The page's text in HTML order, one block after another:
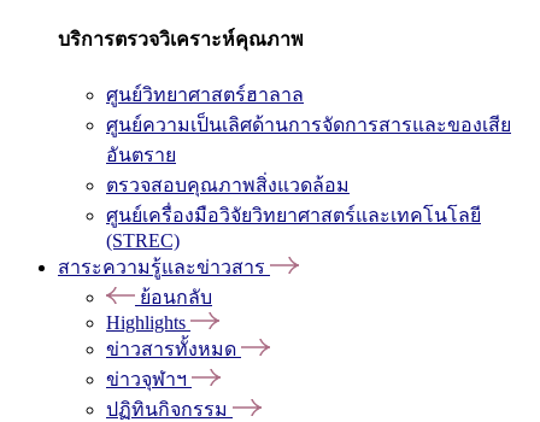
บริการตรวจวิเคราะห์คุณภาพ
ศูนย์วิทยาศาสตร์ฮาลาล
ศูนย์ความเป็นเลิศด้านการจัดการสารและของเสีย
อันตราย
ตรวจสอบคุณภาพสิ่งแวดล้อม
ศูนย์เครื่องมือวิจัยวิทยาศาสตร์และเทคโนโลยี
(STREC)
สาระความรู้และข่าวสาร
ย้อนกลับ
Highlights
ข่าวสารทั้งหมด
ข่าวจุฬาฯ
ปฏิทินกิจกรรม